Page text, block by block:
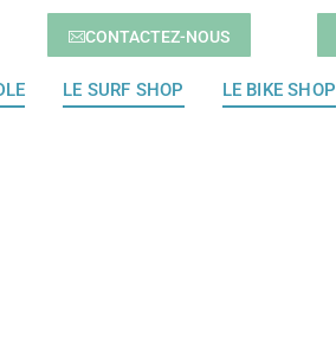
CONTACTEZ-NOUS
LE SURF SHOP LE BIKE SHOP